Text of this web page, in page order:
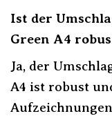
Ist der
Green A4
Ja, der
A4 ist robust